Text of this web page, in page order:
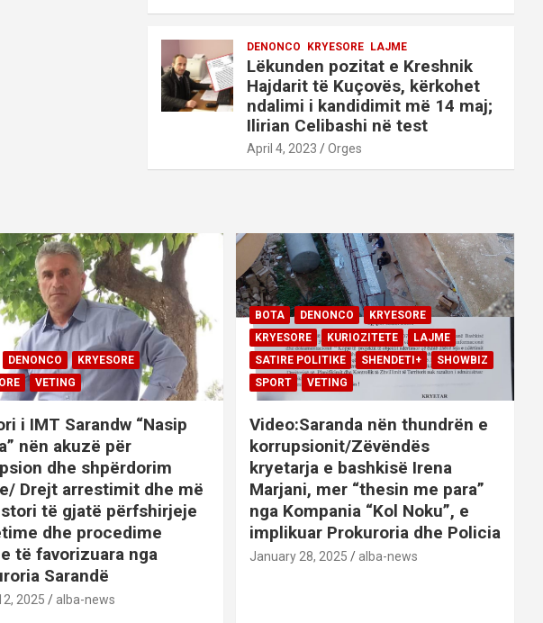
DENONCO KRYESORE LAJME
Lëkunden pozitat e Kreshnik
Hajdarit të Kuçovës, kërkohet
ndalimi i kandidimit më 14 maj;
Ilirian Celibashi në test
April 4, 2023 Orges
DENONCO
KRYESORE
VETING
i IMT Sarandw “Nasip
nën akuzë për
dhe shpërdorim
Drejt arrestimit dhe më
të gjatë përfshirjeje
dhe procedime
të favorizuara nga
Sarandë
2025 alba-news
BOTA DENONCO
KRYESORE
KRYESORE
KURIOZITETE
LAJME
SATIRE POLITIKE
SHENDETI+
SHOWBIZ
SPORT
VETING
Video:Saranda nën thundrën e
korrupsionit/Zëvëndës
kryetarja e bashkisë Irena
Marjani, mer “thesin me para”
nga Kompania “Kol Noku”, e
implikuar Prokuroria dhe Policia
January 28, 2025 alba-news
DENONCO
KRYESORE